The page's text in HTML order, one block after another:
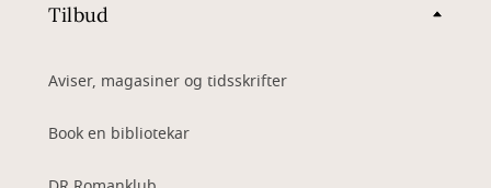
Tilbud
Aviser, magasiner og tidsskrifter
Book en bibliotekar